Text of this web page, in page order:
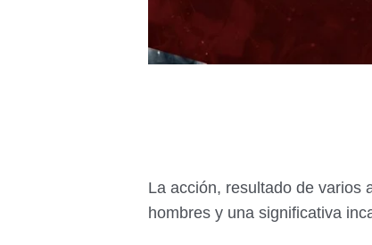
La acción, resultado de varios
hombres y una significativa